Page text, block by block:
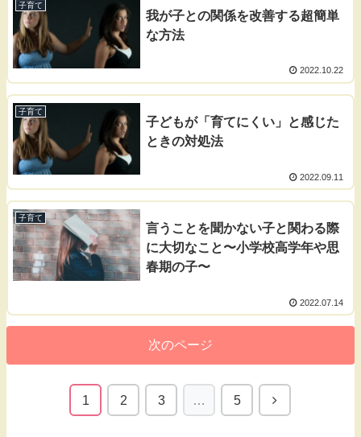
子育て
我が子との関係を改善する超簡単
な方法
2022.10.22
子育て
子どもが「育てにくい」と感じた
ときの対処法
2022.09.11
子育て
言うことを聞かない子と関わる際
に大切なこと〜小学校高学年や思
春期の子〜
2022.07.14
次のページ
1 2 3 … 5